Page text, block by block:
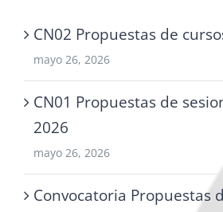
CN02 Propuestas de
mayo 26, 2026
CN01 Propuestas de
2026
mayo 26, 2026
Convocatoria Propuestas